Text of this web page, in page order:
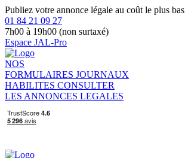
Publiez votre annonce légale au coût le plus bas
01 84 21 09 27
7h00 à 19h00 (non surtaxé)
Espace JAL-Pro
NOS
FORMULAIRES JOURNAUX
HABILITES CONSULTER
LES ANNONCES LEGALES